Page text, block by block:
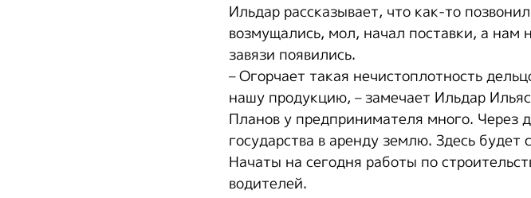
Ильдар рассказывает, что как-то
возмущались, мол, начал поставки, а нам
завязи появились.
– Огорчает такая нечистоплотность
нашу продукцию, – замечает Ильдар
Планов у предпринимателя много. Через
государства в аренду землю. Здесь
Начаты на сегодня работы по
водителей.